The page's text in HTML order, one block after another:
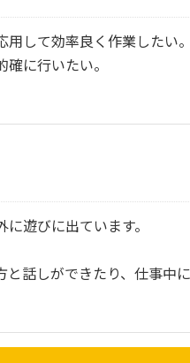
して効率良く作業したい。
に行いたい。
遊びに出ています。
話しができたり、仕事中